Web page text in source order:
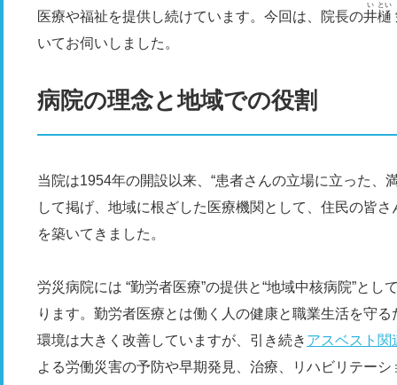
医療や福祉を提供し続けています。今回は、院長の井
い
樋
とい
いてお伺いしました。
病院の理念と地域での役割
当院は1954年の開設以来、“患者さんの立場に立った、
して掲げ、地域に根ざした医療機関として、住民の皆
を築いてきました。
労災病院には “勤労者医療”の提供と“地域中核病院”と
ります。勤労者医療とは働く人の健康と職業生活を守
環境は大きく改善していますが、引き続き アスベスト関
よる労働災害の予防や早期発見、治療、リハビリテー